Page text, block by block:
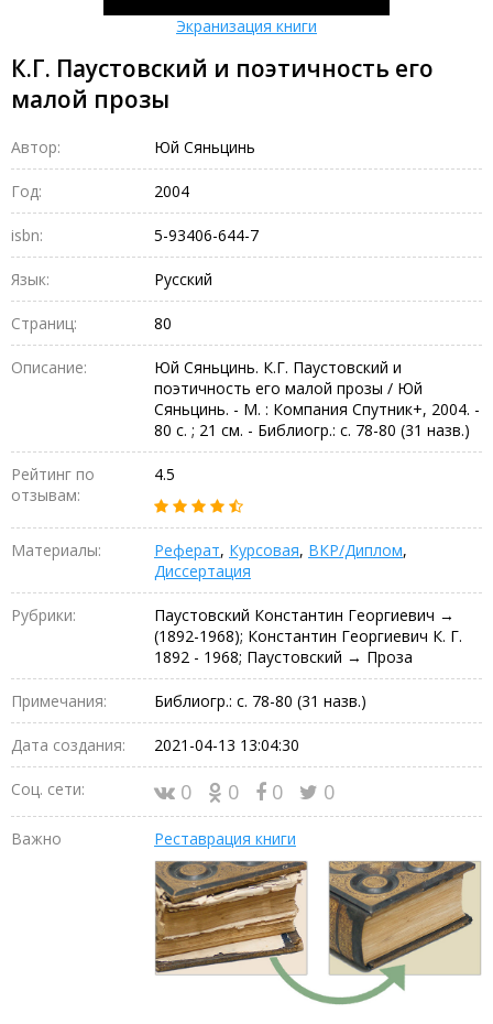
Экранизация книги
К.Г. Паустовский и поэтичность его
малой прозы
Автор: Юй Сяньцинь
Год: 2004
isbn: 5-93406-644-7
Язык: Русский
Страниц: 80
Описание:
Юй Сяньцинь. К.Г. Паустовский и
поэтичность его малой прозы / Юй
Сяньцинь. - М. : Компания Спутник+, 2004. -
80 с. ; 21 см. - Библиогр.: с. 78-80 (31 назв.)
Рейтинг по
отзывам:
4.5
Материалы: Реферат, Курсовая, ВКР/Диплом,
Диссертация
Рубрики:
Паустовский Константин Георгиевич →
(1892-1968); Константин Георгиевич К. Г.
1892 - 1968; Паустовский → Проза
Примечания: Библиогр.: с. 78-80 (31 назв.)
Дата создания: 2021-04-13 13:04:30
Соц. сети: 0 0 0 0
Важно Реставрация книги